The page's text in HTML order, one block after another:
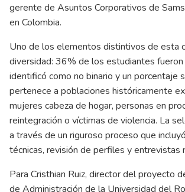
gerente de Asuntos Corporativos de
en Colombia.
Uno de los elementos distintivos de esta
diversidad: 36% de los estudiantes
identificó como no binario y un porcentaje
pertenece a poblaciones históricamente
mujeres cabeza de hogar, personas en
reintegración o víctimas de violencia. La
a través de un riguroso proceso que
técnicas, revisión de perfiles y entrevistas
Para Cristhian Ruiz, director del proyecto
de Administración de la Universidad del